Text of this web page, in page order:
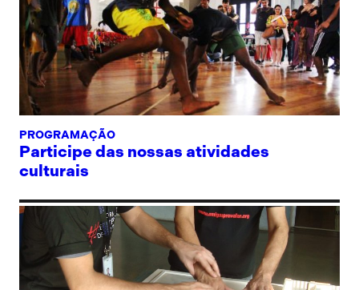
PROGRAMAÇÃO
Participe das nossas atividades
culturais